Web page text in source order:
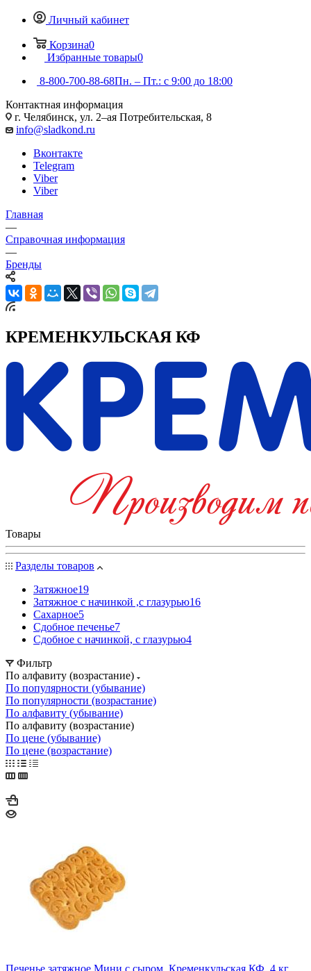
Личный кабинет
Корзина0
Избранные товары0
8-800-700-88-68Пн. – Пт.: с 9:00 до 18:00
Контактная информация
г. Челябинск, ул. 2–ая Потребительская, 8
info@sladkond.ru
Вконтакте
Telegram
Viber
Viber
Главная
—
Справочная информация
—
Бренды
КРЕМЕНКУЛЬСКАЯ КФ
Товары
Разделы товаров
Затяжное19
Затяжное с начинкой ,с глазурью16
Сахарное5
Сдобное печенье7
Сдобное с начинкой, с глазурью4
Фильтр
По алфавиту (возрастание)
По популярности (убывание)
По популярности (возрастание)
По алфавиту (убывание)
По алфавиту (возрастание)
По цене (убывание)
По цене (возрастание)
Печенье затяжное Мини с сыром, Кременкульская КФ, 4 кг.